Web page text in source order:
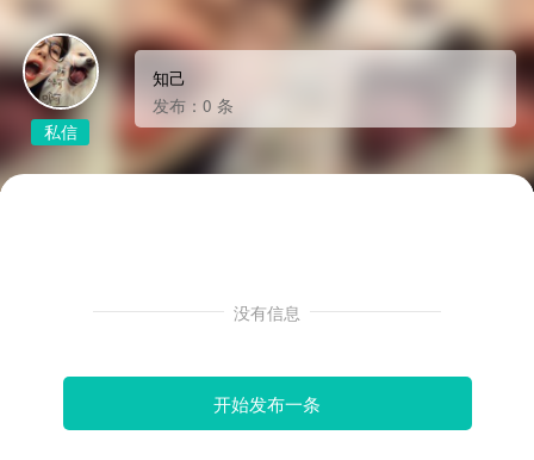
私信
知己
发布：0 条
没有信息
开始发布一条